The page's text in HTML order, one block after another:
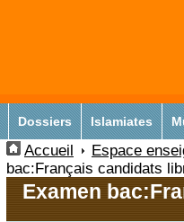
Dossiers Islamiates
Accueil
Espace
bac:Français candidats
Examen